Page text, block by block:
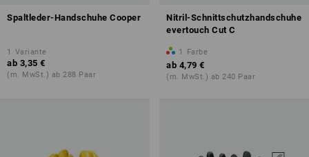
Spaltleder-Handschuhe Cooper
1 Variante
ab 3,35 €
(m. MwSt.) ab 288 Paar
Nitril-Schnittschutzhandschuhe
evertouch Cut C
1 Farbe
ab 4,79 €
(m. MwSt.) ab 240 Paar